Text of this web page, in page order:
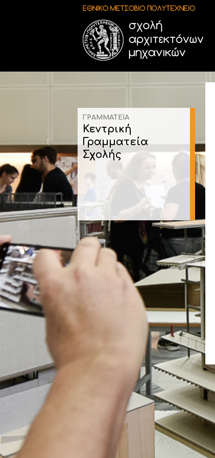
Παράκαμψη προς το κυρίως περιεχόμενο
ΓΡΑΜΜΑΤΕΙΑ
Κεντρική
Γραμματεία
Σχολής